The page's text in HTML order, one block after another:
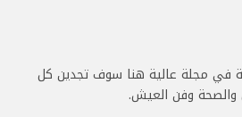
في مجلة عالية هنا سوف تجدين كل
والصحة وفن العيش.